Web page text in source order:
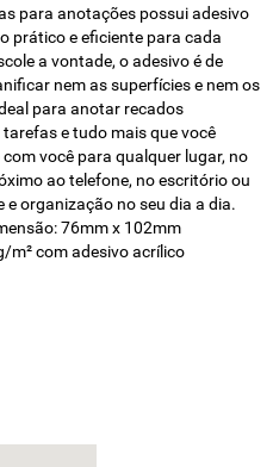
para anotações possui adesivo
prático e eficiente para cada
a vontade, o adesivo é de
nem as superfícies e nem os
para anotar recados
e tudo mais que você
você para qualquer lugar, no
ao telefone, no escritório ou
organização no seu dia a dia.
76mm x 102mm
m² com adesivo acrílico